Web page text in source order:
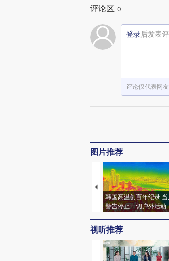
评论区 0
登录后发表
评论仅代表网
图片推荐
韩国高温创百年纪录 当
警告停止一切户外活动
视听推荐